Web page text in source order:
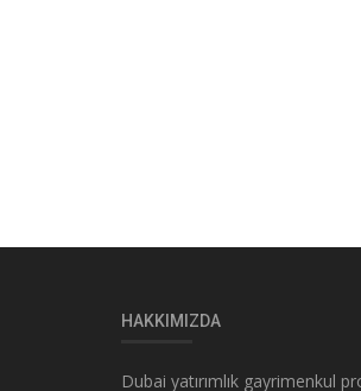
HAKKIMIZDA
Dubai yatırımlık gayrimenkul